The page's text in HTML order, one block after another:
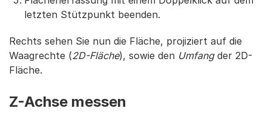
letzten Stützpunkt beenden.
Rechts sehen Sie nun die Fläche, projiziert auf die
Waagrechte (2D-Fläche), sowie den Umfang der 2D-
Fläche.
Z-Achse messen